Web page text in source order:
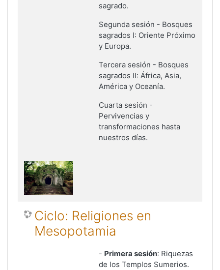
sagrado.
Segunda sesión - Bosques
sagrados I: Oriente Próximo
y Europa.
Tercera sesión - Bosques
sagrados II: África, Asia,
América y Oceanía.
Cuarta sesión -
Pervivencias y
transformaciones hasta
nuestros días.
Ciclo: Religiones en
Mesopotamia
- Primera sesión: Riquezas
de los Templos Sumerios.